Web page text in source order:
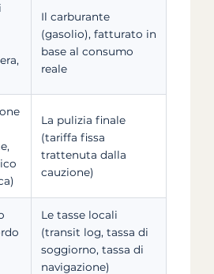
Il carburante
(gasolio), fatturato in
base al consumo
reale
La pulizia finale
(tariffa fissa
trattenuta dalla
cauzione)
Le tasse locali
(transit log, tassa di
soggiorno, tassa di
navigazione)